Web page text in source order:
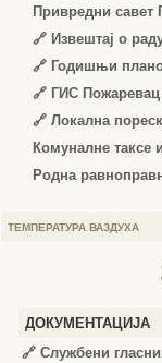
Привредни савет
🔗 Извештај о
🔗 Годишњи
🔗 ГИС Пожаревац
🔗 Локална
Комуналне таксе
Родна
ТЕМПЕРАТУРА ВАЗДУХА
ДОКУМЕНТАЦИЈА
🔗 Службени